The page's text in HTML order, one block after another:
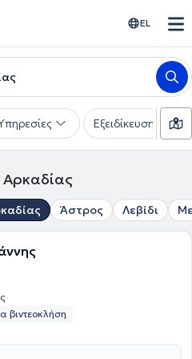
EL
Εξειδίκευση
Άστρος Λεβίδι
βιντεοκλήση